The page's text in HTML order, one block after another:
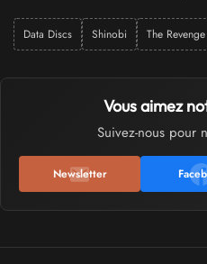
Data Discs Shinobi The
Vous aimez
Suivez-nous pour
Newsletter